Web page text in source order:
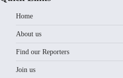
Home
About us
Find our Reporters
Join us